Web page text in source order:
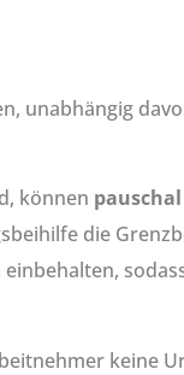
unabhängig
können
die
keine